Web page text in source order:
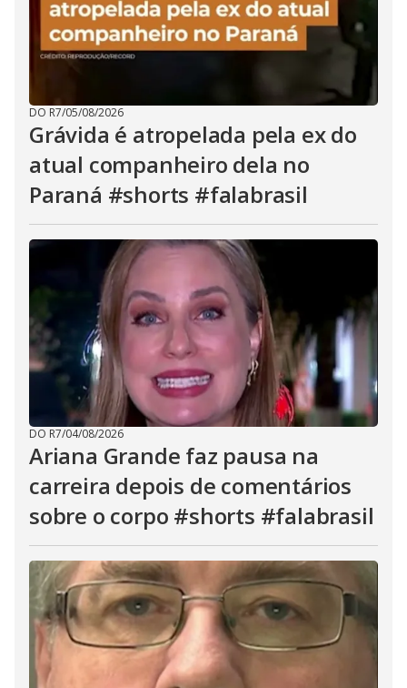
DO R7/05/08/2026
Grávida é atropelada pela ex do
atual companheiro dela no
Paraná #shorts #falabrasil
DO R7/04/08/2026
Ariana Grande faz pausa na
carreira depois de comentários
sobre o corpo #shorts #falabrasil